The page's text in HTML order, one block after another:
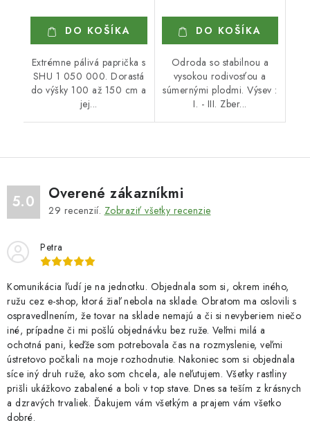
DO KOŠÍKA
Extrémne pálivá paprička s
SHU 1 050 000. Dorastá
do výšky 100 až 150 cm a
jej...
DO KOŠÍKA
Odroda so stabilnou a
vysokou rodivosťou a
súmernými plodmi. Výsev :
I. - III. Zber...
5.0 Overené zákazníkmi
29 recenzií. Zobraziť všetky recenzie
Petra
Komunikácia ľudí je na jednotku. Objednala som si, okrem iného,
ružu cez e-shop, ktorá žiaľ nebola na sklade. Obratom ma oslovili s
ospravedlnením, že tovar na sklade nemajú a či si nevyberiem niečo
iné, prípadne či mi pošlú objednávku bez ruže. Veľmi milá a
ochotná pani, keďže som potrebovala čas na rozmyslenie, veľmi
ústretovo počkali na moje rozhodnutie. Nakoniec som si objednala
síce iný druh ruže, ako som chcela, ale neľutujem. Všetky rastliny
prišli ukážkovo zabalené a boli v top stave. Dnes sa teším z krásnych
a dzravých trvaliek. Ďakujem vám všetkým a prajem vám všetko
dobré.